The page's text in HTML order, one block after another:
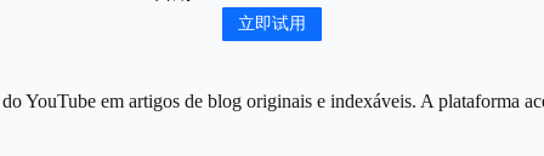
立即试用
em artigos de blog originais e indexáveis. A